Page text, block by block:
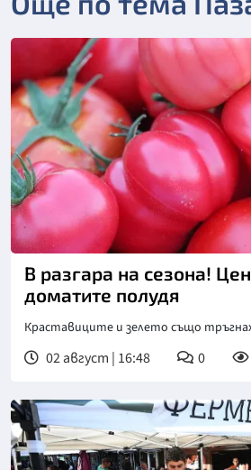
В разгара на сезона!
доматите полудя
Краставиците и зелето също
02 август | 16:48 0